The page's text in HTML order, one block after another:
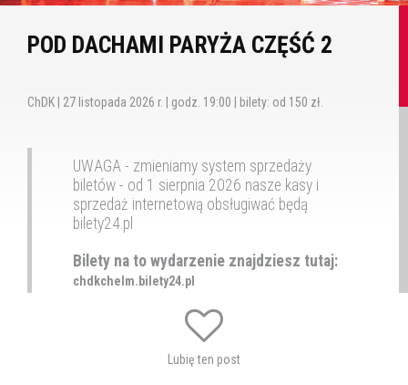
POD DACHAMI PARYŻA CZĘŚĆ 2
ChDK | 27 listopada 2026 r. | godz. 19:00 | bilety: od 150 zł.
UWAGA - zmieniamy system sprzedaży
biletów - od 1 sierpnia 2026 nasze kasy i
sprzedaż internetową obsługiwać będą
bilety24.pl
Bilety na to wydarzenie znajdziesz tutaj:
chdkchelm.bilety24.pl
Wszystkie bilety na wydarzenia Chadeku i kina
Zorza dostępne będą pod adresem
https://chdkchelm.bilety24.pl/
Lubię ten post